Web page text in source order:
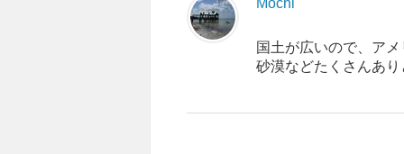
Mochi
国土が広いので、ア
砂漠などたくさんあ